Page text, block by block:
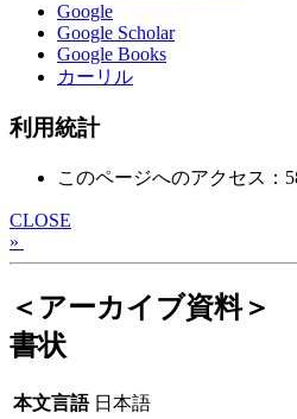
Google
Google Scholar
Google Books
カーリル
利用統計
このページへのアクセス：
CLOSE
»
＜アーカイブ資料＞
書状
本文言語 日本語